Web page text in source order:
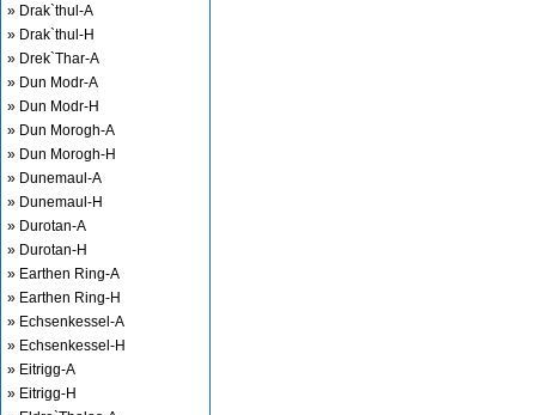
» Drak`thul-A
» Drak`thul-H
» Drek`Thar-A
» Dun Modr-A
» Dun Modr-H
» Dun Morogh-A
» Dun Morogh-H
» Dunemaul-A
» Dunemaul-H
» Durotan-A
» Durotan-H
» Earthen Ring-A
» Earthen Ring-H
» Echsenkessel-A
» Echsenkessel-H
» Eitrigg-A
» Eitrigg-H